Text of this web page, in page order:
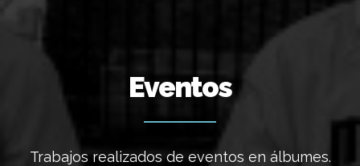
Eventos
Trabajos realizados de eventos en álbumes.